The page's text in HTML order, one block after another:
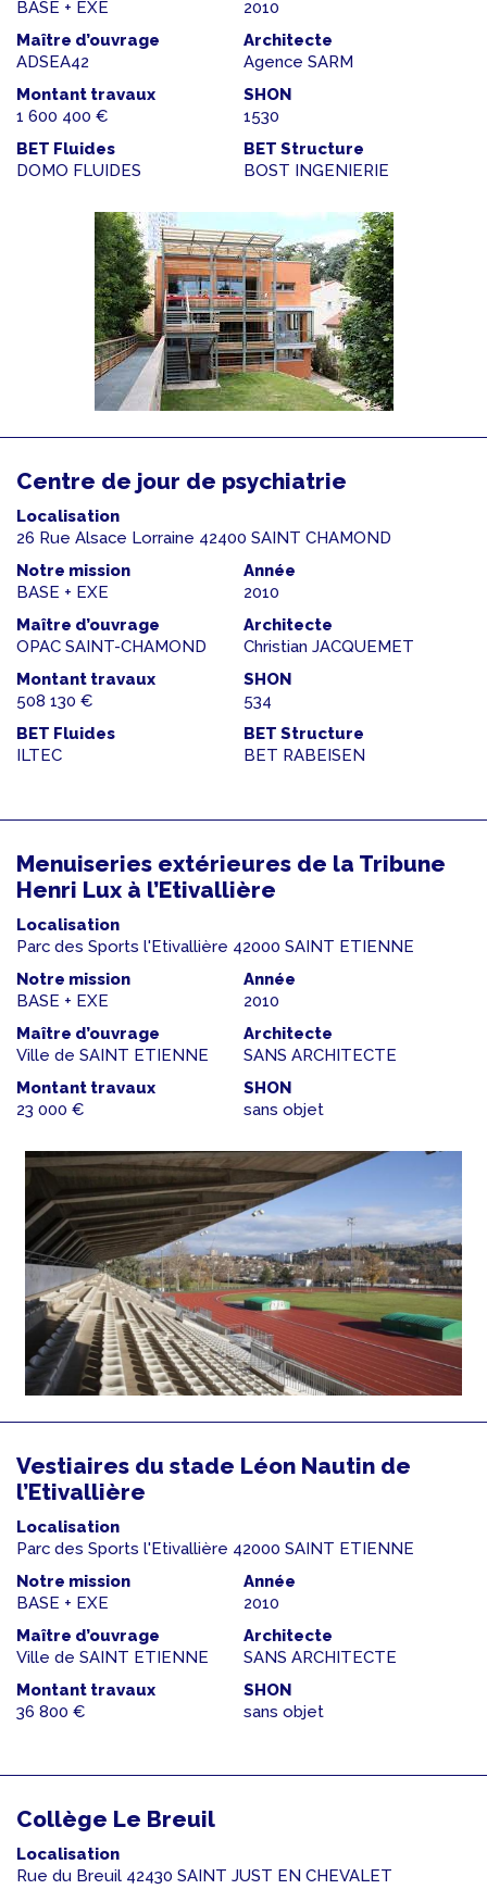
BASE + EXE
2010
Maître d’ouvrage
ADSEA42
Architecte
Agence SARM
Montant travaux
1 600 400 €
SHON
1530
BET Fluides
DOMO FLUIDES
BET Structure
BOST INGENIERIE
Centre de jour de psychiatrie
Localisation
26 Rue Alsace Lorraine 42400 SAINT CHAMOND
Notre mission
BASE + EXE
Année
2010
Maître d’ouvrage
OPAC SAINT-CHAMOND
Architecte
Christian JACQUEMET
Montant travaux
508 130 €
SHON
534
BET Fluides
ILTEC
BET Structure
BET RABEISEN
Menuiseries extérieures de la Tribune
Henri Lux à l’Etivallière
Localisation
Parc des Sports l'Etivallière 42000 SAINT ETIENNE
Notre mission
BASE + EXE
Année
2010
Maître d’ouvrage
Ville de SAINT ETIENNE
Architecte
SANS ARCHITECTE
Montant travaux
23 000 €
SHON
sans objet
Vestiaires du stade Léon Nautin de
l’Etivallière
Localisation
Parc des Sports l'Etivallière 42000 SAINT ETIENNE
Notre mission
BASE + EXE
Année
2010
Maître d’ouvrage
Ville de SAINT ETIENNE
Architecte
SANS ARCHITECTE
Montant travaux
36 800 €
SHON
sans objet
Collège Le Breuil
Localisation
Rue du Breuil 42430 SAINT JUST EN CHEVALET